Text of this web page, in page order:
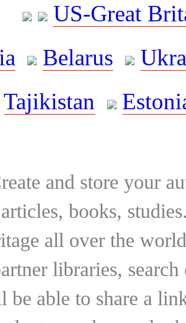
US-Great
Belarus
Tajikistan
and store your
articles, books,
all over the
libraries,
be able to share a